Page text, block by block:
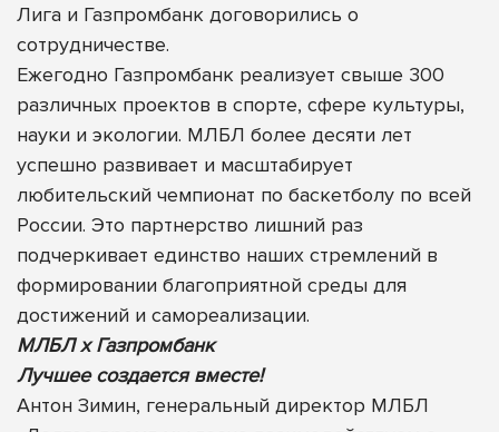
Лига и Газпромбанк договорились о
сотрудничестве.
Ежегодно Газпромбанк реализует свыше 300
различных проектов в спорте, сфере культуры,
науки и экологии. МЛБЛ более десяти лет
успешно развивает и масштабирует
любительский чемпионат по баскетболу по всей
России. Это партнерство лишний раз
подчеркивает единство наших стремлений в
формировании благоприятной среды для
достижений и самореализации.
МЛБЛ х Газпромбанк
Лучшее создается вместе!
Антон Зимин, генеральный директор МЛБЛ